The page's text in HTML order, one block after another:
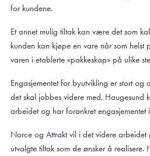
for kundene.
Et annet mulig tiltak kan være det som
kunden kan kjøpe en vare når som helst
varen i etablerte «pakkeskap» på ulike
Engasjementet for byutvikling er stort
det skal jobbes videre med. Haugesund
arbeidet og har forankret engasjementet
Norce og Attrakt vil i det videre
utvalgte tiltak som de ønsker å realisere.